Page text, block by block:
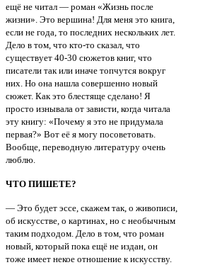
ещё не читал — роман «Жизнь после
жизни». Это вершина! Для меня это книга,
если не года, то последних нескольких лет.
Дело в том, что кто-то сказал, что
существует 40-30 сюжетов книг, что
писатели так или иначе топчутся вокруг
них. Но она нашла совершенно новый
сюжет. Как это блестяще сделано! Я
просто изнывала от зависти, когда читала
эту книгу: «Почему я это не придумала
первая?» Вот её я могу посоветовать.
Вообще, переводную литературу очень
люблю.
ЧТО ПИШЕТЕ?
— Это будет эссе, скажем так, о живописи,
об искусстве, о картинах, но с необычным
таким подходом. Дело в том, что роман
новый, который пока ещё не издан, он
тоже имеет некое отношение к искусству.